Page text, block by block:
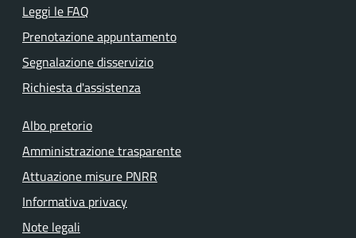
Leggi le FAQ
Prenotazione appuntamento
Segnalazione disservizio
Richiesta d'assistenza
Albo pretorio
Amministrazione trasparente
Attuazione misure PNRR
Informativa privacy
Note legali